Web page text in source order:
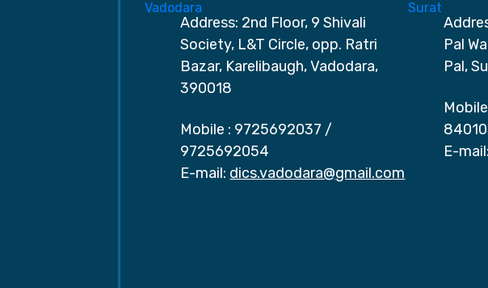
Address: 2nd Floor, 9 Shivali
Society, L&T Circle, opp. Ratri
Bazar, Karelibaugh, Vadodara,
390018
Mobile : 9725692037 /
9725692054
E-mail: dics.vadodara@gmail.com
Pal
Pal,
E-mail: